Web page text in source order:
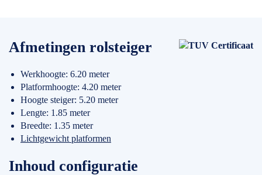
Afmetingen rolsteiger
Werkhoogte: 6.20 meter
Platformhoogte: 4.20 meter
Hoogte steiger: 5.20 meter
Lengte: 1.85 meter
Breedte: 1.35 meter
Lichtgewicht platformen
Inhoud configuratie